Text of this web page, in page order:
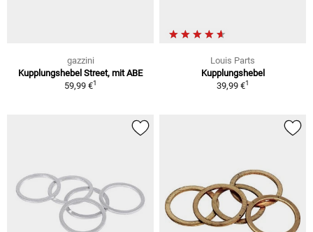
gazzini
Kupplungshebel Street, mit ABE
59,99 €1
Louis Parts
Kupplungshebel
39,99 €1